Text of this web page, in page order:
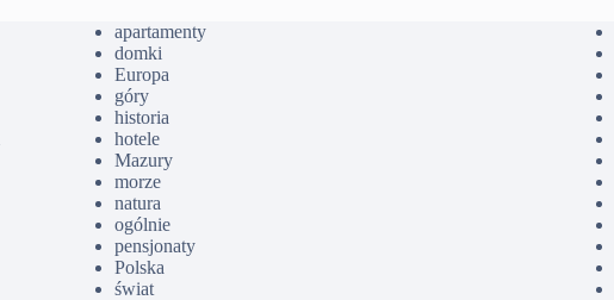
apartamenty
domki
Europa
góry
historia
hotele
Mazury
morze
natura
ogólnie
pensjonaty
Polska
świat